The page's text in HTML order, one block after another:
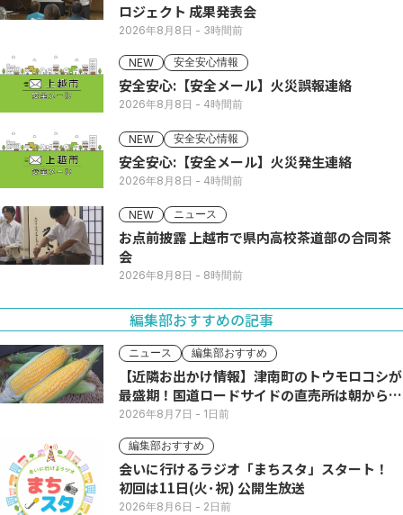
ロジェクト 成果発表会
2026年8月8日 - 3時間前
NEW 安全安心情報
安全安心:【安全メール】火災誤報連絡
2026年8月8日 - 4時間前
NEW 安全安心情報
安全安心:【安全メール】火災発生連絡
2026年8月8日 - 4時間前
NEW ニュース
お点前披露 上越市で県内高校茶道部の合同茶
会
2026年8月8日 - 8時間前
編集部おすすめの記事
ニュース 編集部おすすめ
【近隣お出かけ情報】津南町のトウモロコシが
最盛期！国道ロードサイドの直売所は朝から長
い列
2026年8月7日 - 1日前
編集部おすすめ
会いに行けるラジオ「まちスタ」スタート！
初回は11日(火･祝) 公開生放送
2026年8月6日 - 2日前